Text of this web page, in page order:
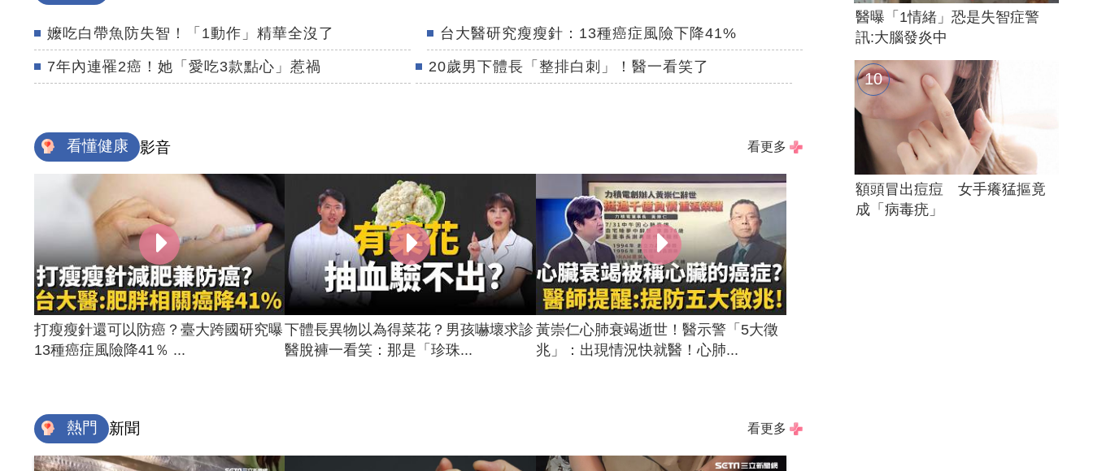
嬤吃白帶魚防失智！「1動作」精華全沒了 台大醫研究瘦瘦針：13種癌症風險下降41%
7年內連罹2癌！她「愛吃3款點心」惹禍 20歲男下體長「整排白刺」！醫一看笑了
看懂健康 影音 看更多
打瘦瘦針還可以防癌？臺大跨國研究曝
13種癌症風險降41％ ...
下體長異物以為得菜花？男孩嚇壞求診
醫脫褲一看笑：那是「珍珠...
黃崇仁心肺衰竭逝世！醫示警「5大徵
兆」：出現情況快就醫！心肺...
熱門 新聞 看更多
醫曝「1情緒」恐是失智症警
訊:大腦發炎中
額頭冒出痘痘 女手癢猛摳竟
成「病毒疣」